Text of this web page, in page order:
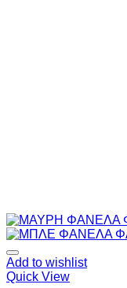
Add to wishlist
Quick View